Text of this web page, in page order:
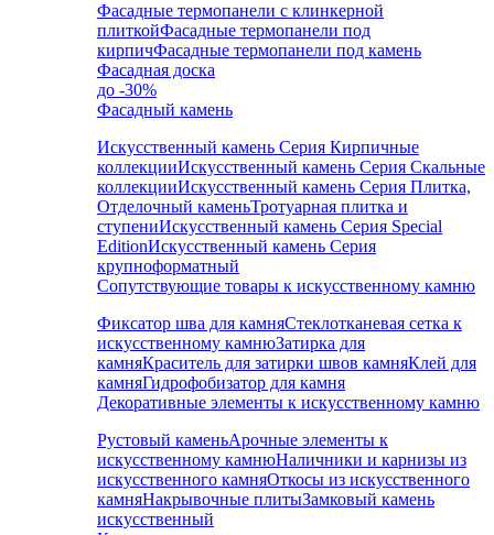
Фасадные термопанели с клинкерной
плиткойФасадные термопанели под
кирпичФасадные термопанели под камень
Фасадная доска
до -30%
Фасадный камень
Искусственный камень Серия Кирпичные
коллекцииИскусственный камень Серия Скальные
коллекцииИскусственный камень Серия Плитка,
Отделочный каменьТротуарная плитка и
ступениИскусственный камень Серия Special
EditionИскусственный камень Серия
крупноформатный
Сопутствующие товары к искусственному камню
Фиксатор шва для камняСтеклотканевая сетка к
искусственному камнюЗатирка для
камняКраситель для затирки швов камняКлей для
камняГидрофобизатор для камня
Декоративные элементы к искусственному камню
Рустовый каменьАрочные элементы к
искусственному камнюНаличники и карнизы из
искусственного камняОткосы из искусственного
камняНакрывочные плитыЗамковый камень
искусственный